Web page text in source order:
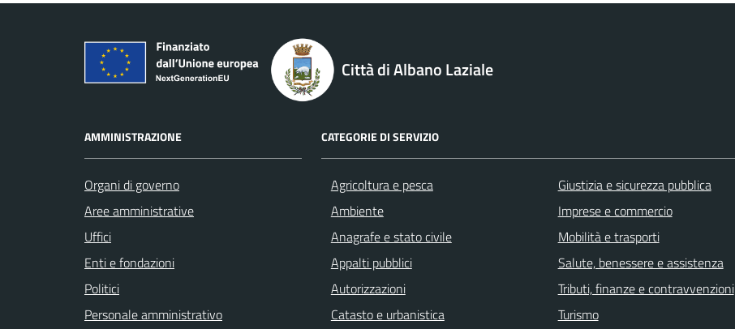
Città di Albano Laziale
AMMINISTRAZIONE
Organi di governo
Aree amministrative
Uffici
Enti e fondazioni
Politici
Personale amministrativo
CATEGORIE DI SERVIZIO
Agricoltura e pesca
Ambiente
Anagrafe e stato civile
Appalti pubblici
Autorizzazioni
Catasto e urbanistica
Giustizia e sicurezza pubblica
Imprese e commercio
Mobilità e trasporti
Salute, benessere e assistenza
Tributi, finanze e contravvenzioni
Turismo